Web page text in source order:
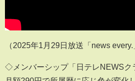
（2025年1月29日放送「news every.
◇メンバーシップ「日テレNEWSク